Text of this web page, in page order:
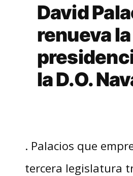
David
renueva la
la D.O.
. Palacios que
tercera legislatura